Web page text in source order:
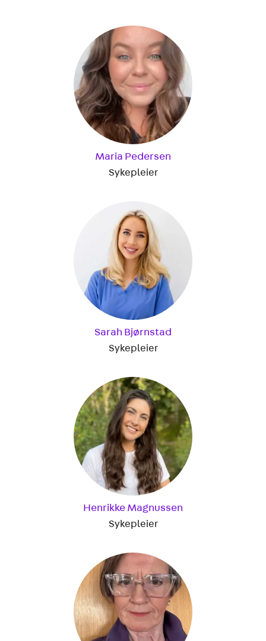
Maria Pedersen
Sykepleier
Sarah Bjørnstad
Sykepleier
Henrikke Magnussen
Sykepleier